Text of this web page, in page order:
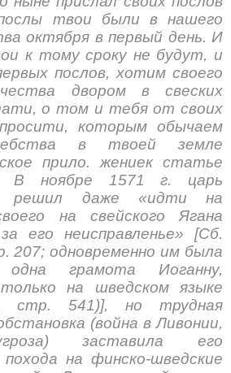
твои были в нашего
октября в первый день. И
к тому сроку не будут, и
послов, хотим своего
двором в свеских
о том и тебя от своих
которым обычаем
в твоей земле
прило. жениек статье
В ноябре 1571 г. царь
решил даже «идти на
на свейского Ягана
его неисправленье» [Сб.
207; одновременно им была
грамота Иоганну,
на шведском языке
стр. 541)], но трудная
(война в Ливонии,
заставила его
на финско-шведские